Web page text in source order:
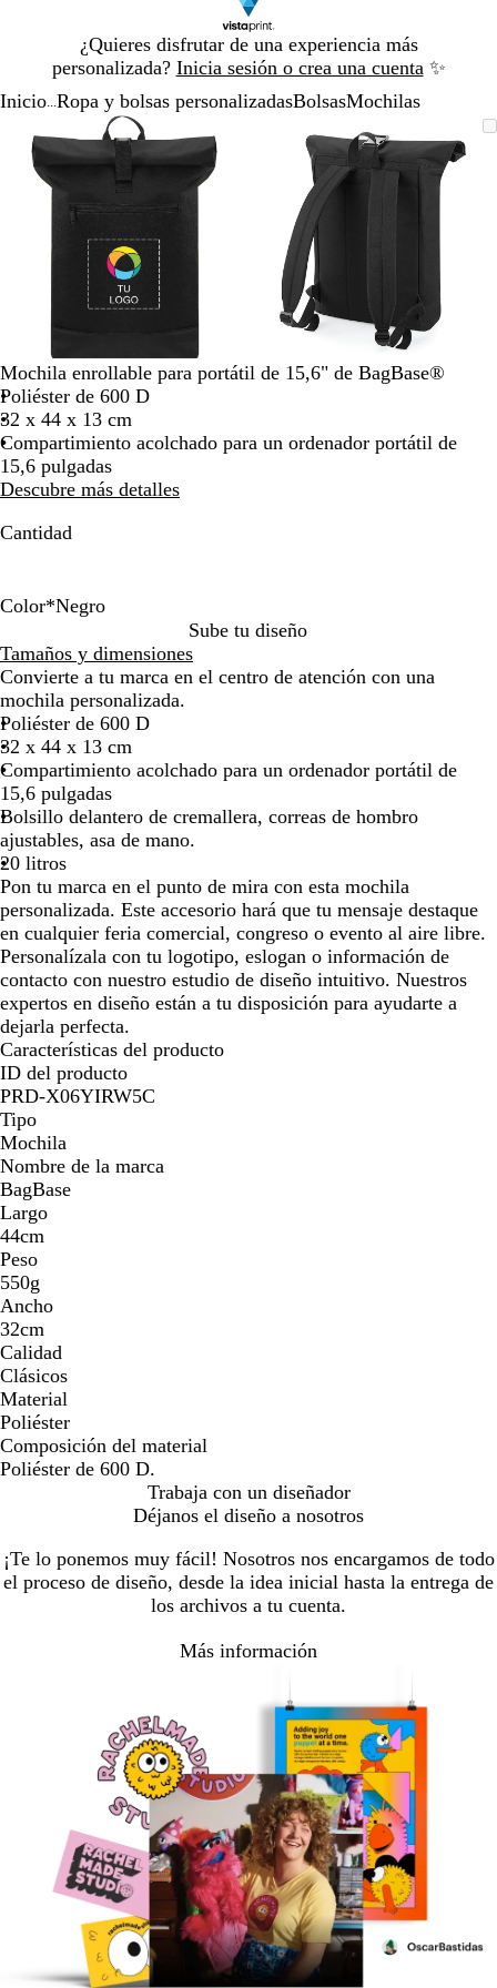
¿Quieres disfrutar de una experiencia más
personalizada? Inicia sesión o crea una cuenta ✨
1
Inicio Ropa y bolsas personalizadasBolsasMochilas
Imagen
ampliable
Acercado
hasta
Haz
clic
expandir
Utiliza
las
más
y
menos
para
ampliar
alejar
y
las
flechas
para
por
ampliable
hasta
mínimo
clic
para
expandir
las
teclas
ampliar
y
alejar
y
para
Mochila enrollable para portátil de 15,6" de BagBase®
Poliéster de 600 D
32 x 44 x 13 cm
Compartimiento acolchado para un ordenador portátil de
15,6 pulgadas
Descubre más detalles
Cantidad
Color*Negro
e
g
r
o
a
r
a
m
e
l
o
z
u
l
f
r
a
n
c
é
s
r
i
s
m
a
r
g
a
/
N
e
g
r
o
e
r
d
e
m
i
l
i
t
a
r
Sube tu diseño
Tamaños y dimensiones
Convierte a tu marca en el centro de atención con una
mochila personalizada.
Poliéster de 600 D
32 x 44 x 13 cm
Compartimiento acolchado para un ordenador portátil de
15,6 pulgadas
Bolsillo delantero de cremallera, correas de hombro
ajustables, asa de mano.
20 litros
Pon tu marca en el punto de mira con esta mochila
personalizada. Este accesorio hará que tu mensaje destaque
en cualquier feria comercial, congreso o evento al aire libre.
Personalízala con tu logotipo, eslogan o información de
contacto con nuestro estudio de diseño intuitivo. Nuestros
expertos en diseño están a tu disposición para ayudarte a
dejarla perfecta.
Características del producto
ID del producto
PRD-X06YIRW5C
Tipo
Mochila
Nombre de la marca
BagBase
Largo
44cm
Peso
550g
Ancho
32cm
Calidad
Clásicos
Material
Poliéster
Composición del material
Poliéster de 600 D.
Trabaja con un diseñador
Déjanos el diseño a nosotros
¡Te lo ponemos muy fácil! Nosotros nos encargamos de todo
el proceso de diseño, desde la idea inicial hasta la entrega de
los archivos a tu cuenta.
Más información